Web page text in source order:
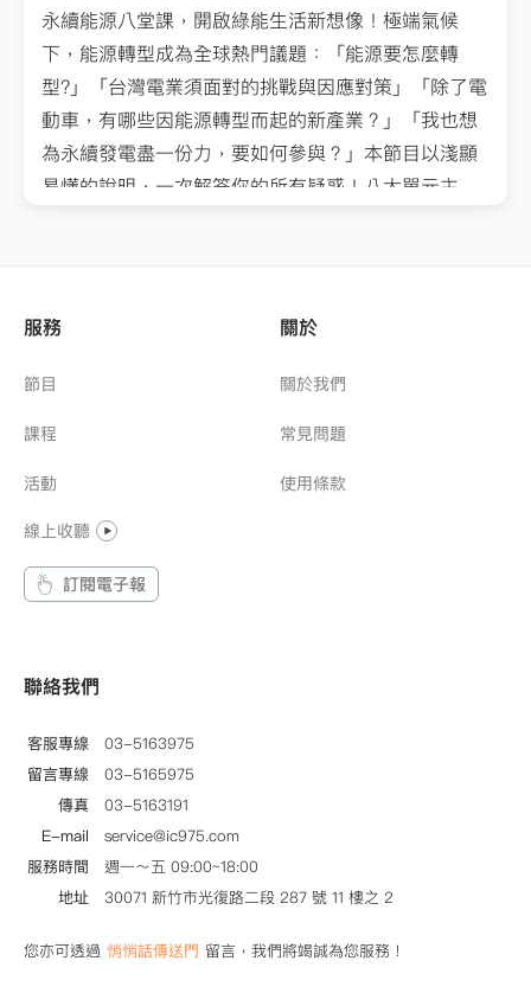
永續能源八堂課，開啟綠能生活新想像！極端氣候
下，能源轉型成為全球熱門議題：「能源要怎麼轉
型?」「台灣電業須面對的挑戰與因應對策」「除了電
動車，有哪些因能源轉型而起的新產業？」「我也想
為永續發電盡一份力，要如何參與？」本節目以淺顯
易懂的說明，一次解答你的所有疑惑！八大單元主
讓你不只掌握知識，更讓知識回歸生活，持續發掘永
服務
節目
課程
活動
線上收聽
訂閱電子報
關於
關於我們
常見問題
使用條款
聯絡我們
客服專線
03-5163975
留言專線
03-5165975
傳真
03-5163191
E-mail
service@ic975.com
服務時間
週一～五 09:00~18:00
地址
30071 新竹市光復路二段 287 號 11 樓之 2
您亦可透過 悄悄話傳送門 留言，我們將竭誠為您服務！